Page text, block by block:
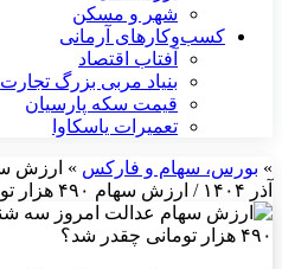
شهر و مسکن
کسب‌وکارهای آرمانی
آفتاب اقتصاد
بنیاد مربی بزرگ تجارت
قیمت سکه پارسیان
تعمیرات یاسکاوا
» بورس، سهام و فارکس »
آذر ۱۴۰۴ / ارزش سهام ۴۹۰ هزار تومانی چقدر شد؟